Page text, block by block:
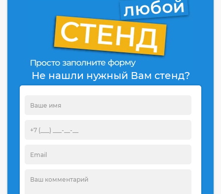
Не нашли нужный Вам стенд?